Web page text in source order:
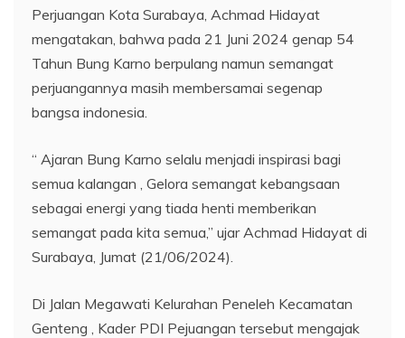
Perjuangan Kota Surabaya, Achmad Hidayat
mengatakan, bahwa pada 21 Juni 2024 genap 54
Tahun Bung Karno berpulang namun semangat
perjuangannya masih membersamai segenap
bangsa indonesia.
“ Ajaran Bung Karno selalu menjadi inspirasi bagi
semua kalangan , Gelora semangat kebangsaan
sebagai energi yang tiada henti memberikan
semangat pada kita semua,” ujar Achmad Hidayat di
Surabaya, Jumat (21/06/2024).
Di Jalan Megawati Kelurahan Peneleh Kecamatan
Genteng , Kader PDI Pejuangan tersebut mengajak